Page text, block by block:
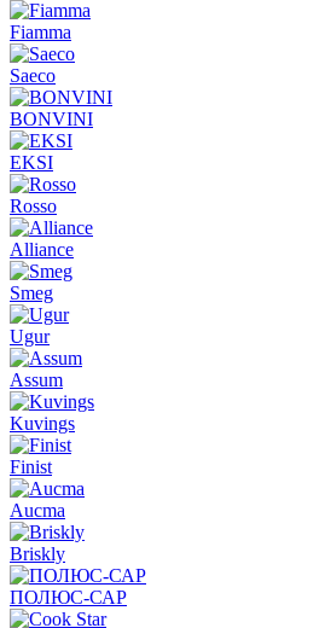
Fiamma
Saeco
BONVINI
EKSI
Rosso
Alliance
Smeg
Ugur
Assum
Kuvings
Finist
Aucma
Briskly
ПОЛЮС-САР